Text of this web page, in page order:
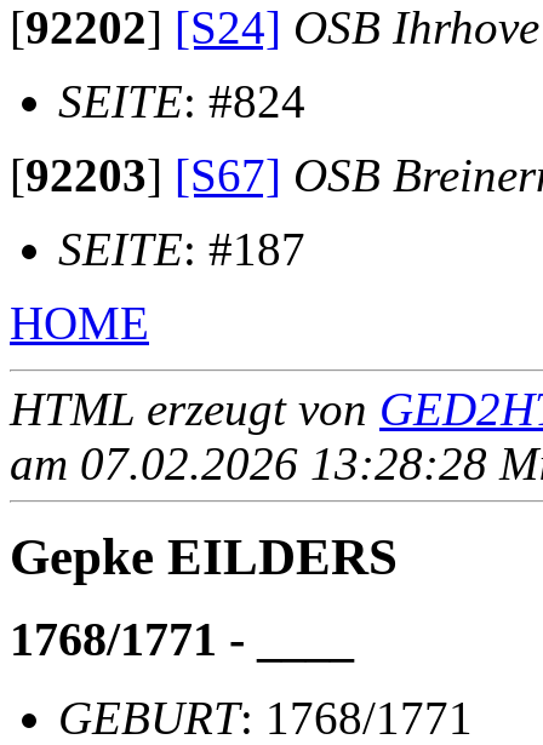
[92202] [S24] OSB Ihrhove
SEITE: #824
[92203] [S67] OSB
SEITE: #187
HOME
HTML erzeugt von
am 07.02.2026 13:28:28
Gepke EILDERS
1768/1771 - ____
GEBURT: 1768/1771